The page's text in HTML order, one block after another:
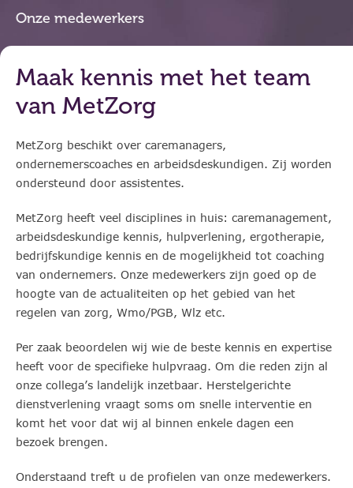
Onze medewerkers
Maak kennis met het team
van MetZorg
MetZorg beschikt over caremanagers,
ondernemerscoaches en arbeidsdeskundigen. Zij worden
ondersteund door assistentes.
MetZorg heeft veel disciplines in huis: caremanagement,
arbeidsdeskundige kennis, hulpverlening, ergotherapie,
bedrijfskundige kennis en de mogelijkheid tot coaching
van ondernemers. Onze medewerkers zijn goed op de
hoogte van de actualiteiten op het gebied van het
regelen van zorg, Wmo/PGB, Wlz etc.
Per zaak beoordelen wij wie de beste kennis en expertise
heeft voor de specifieke hulpvraag. Om die reden zijn al
onze collega’s landelijk inzetbaar. Herstelgerichte
dienstverlening vraagt soms om snelle interventie en
komt het voor dat wij al binnen enkele dagen een
bezoek brengen.
Onderstaand treft u de profielen van onze medewerkers.